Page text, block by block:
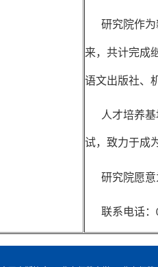
研究院作为
来，共计完成
语文出版社、
人才培养基
试，致力于成
研究院愿意
联系电话：